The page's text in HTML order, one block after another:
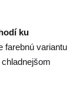
ku
farebnú variantu